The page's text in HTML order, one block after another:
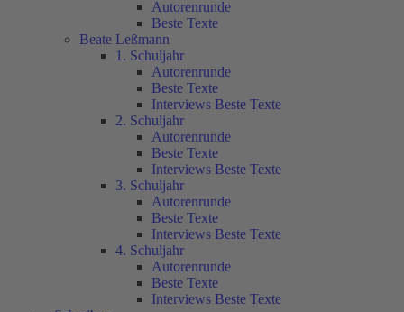
Autorenrunde
Beste Texte
Beate Leßmann
1. Schuljahr
Autorenrunde
Beste Texte
Interviews Beste Texte
2. Schuljahr
Autorenrunde
Beste Texte
Interviews Beste Texte
3. Schuljahr
Autorenrunde
Beste Texte
Interviews Beste Texte
4. Schuljahr
Autorenrunde
Beste Texte
Interviews Beste Texte